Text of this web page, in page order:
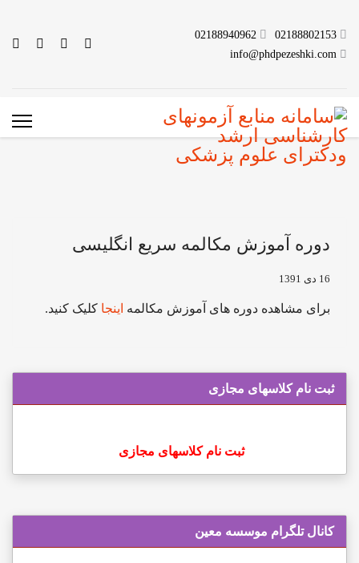
02188802153
02188940962
info@phdpezeshki.com
دوره آموزش مکالمه سریع انگلیسی
16 دی 1391
برای مشاهده دوره های آموزش مکالمه اینجا کلیک کنید.
ثبت نام کلاسهای مجازی
ثبت نام کلاسهای مجازی
کانال تلگرام موسسه معین